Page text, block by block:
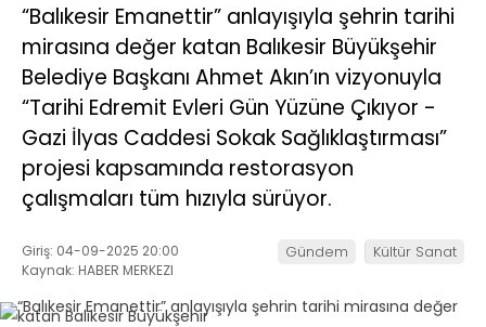
“Balıkesir Emanettir” anlayışıyla şehrin tarihi
mirasına değer katan Balıkesir Büyükşehir
Belediye Başkanı Ahmet Akın’ın vizyonuyla
“Tarihi Edremit Evleri Gün Yüzüne Çıkıyor -
Gazi İlyas Caddesi Sokak Sağlıklaştırması”
projesi kapsamında restorasyon
çalışmaları tüm hızıyla sürüyor.
Giriş: 04-09-2025 20:00
Kaynak: HABER MERKEZI
Gündem Kültür Sanat